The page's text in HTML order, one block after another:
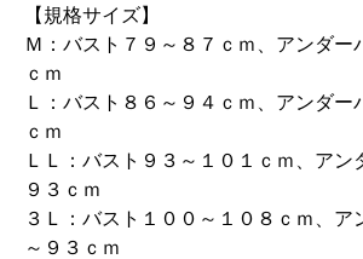
【規格サイズ】
Ｍ：バスト７９～８７ｃｍ、アンダー
ｃｍ
Ｌ：バスト８６～９４ｃｍ、アンダー
ｃｍ
ＬＬ：バスト９３～１０１ｃｍ、アン
９３ｃｍ
３Ｌ：バスト１００～１０８ｃｍ、ア
～９３ｃｍ